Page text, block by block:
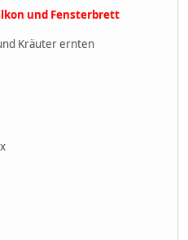
und Fensterbrett
Kräuter ernten